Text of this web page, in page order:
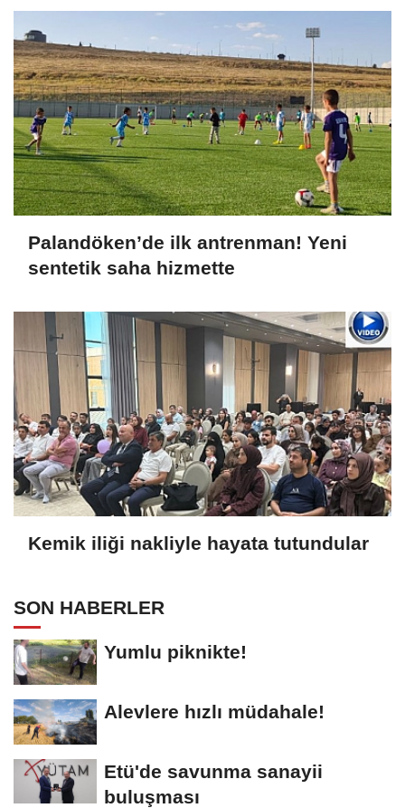
Palandöken’de ilk antrenman! Yeni
sentetik saha hizmette
Kemik iliği nakliyle hayata tutundular
SON HABERLER
Yumlu piknikte!
Alevlere hızlı müdahale!
Etü'de savunma sanayii
buluşması